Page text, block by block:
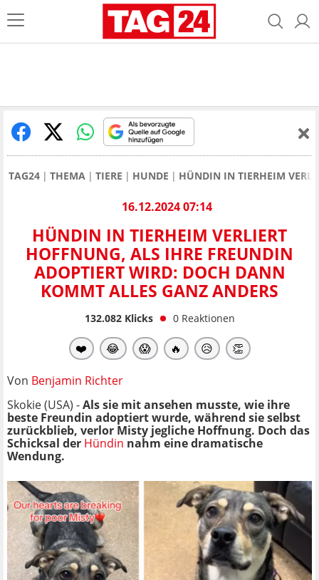
TAG24 THEMA TIERE HUNDE HÜNDIN IN TIERHEIM
16.12.2024 07:14
HÜNDIN IN TIERHEIM VERLIERT
HOFFNUNG, ALS IHRE FREUNDIN
ADOPTIERT WIRD: DOCH DANN
KOMMT ALLES GANZ ANDERS
132.082Klicks 0 Reaktionen
❤️ 😂 😱 🔥 😥 👏
Von Benjamin Richter
Skokie (USA) -Als sie mit ansehen musste, wie ihre
beste Freundin adoptiert wurde, während sie selbst
zurückblieb, verlor Misty jegliche Hoffnung. Doch das
Schicksal der Hündin nahm eine dramatische
Wendung.